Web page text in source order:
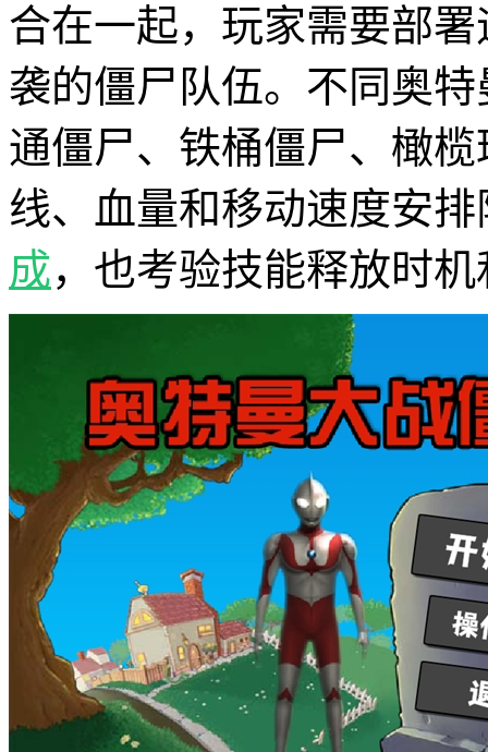
合在一起，玩家需要部
袭的僵尸队伍。不同奥
通僵尸、铁桶僵尸、橄
线、血量和移动速度安
成，也考验技能释放时